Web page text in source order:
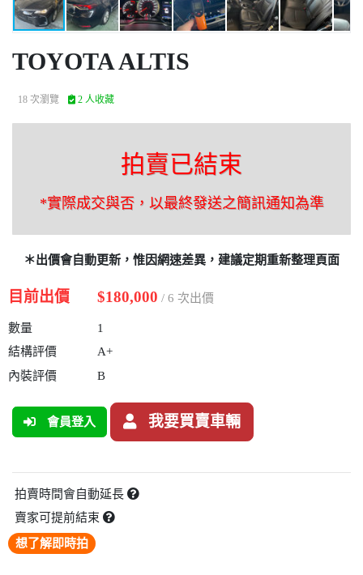
TOYOTA ALTIS
18 次瀏覽 2 人收藏
拍賣已結束
*實際成交與否，以最終發送之簡訊通知為準
＊出價會自動更新，惟因網速差異，建議定期重新整理頁面
目前出價 $180,000 / 6 次出價
數量
1
結構評價
A+
內裝評價
B
會員登入 我要買賣車輛
拍賣時間會自動延長
賣家可提前結束
想了解即時拍